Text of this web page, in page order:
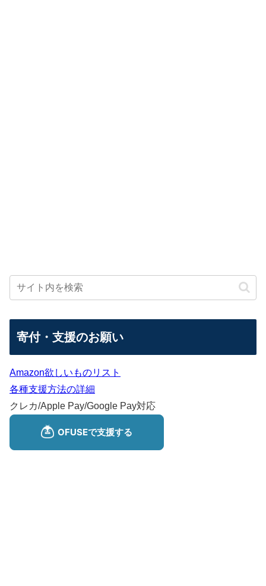
寄付・支援のお願い
Amazon欲しいものリスト
各種支援方法の詳細
クレカ/Apple Pay/Google Pay対応